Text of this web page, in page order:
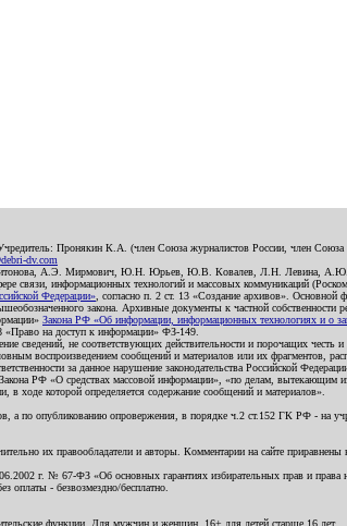
Пронякин К.А. (член Союза журналистов России, член
dv.com
Харитонова, А.Э. Мирмович, Ю.Н. Юрьев, Ю.В. Ковалев, Л.Н.
связи, информационных технологий и массовых коммуникаций
Федерации» , согласно п. 2 ст. 13 «Создание архивов».
закона. Архивные документы к частной собственности
Закона РФ «Об информации, информационных технологиях и о
«Право на доступ к информации» ФЗ-149.
сведений, не соответствующих действительности и порочащих
воспроизведением сообщений и материалов или их фрагментов,
за данное нарушение законодательства Российской
РФ «О средствах массовой информации», «по делам, вытекающим
ходе которой определяется содержание сообщений и материалов».
опубликованию опровержения, в порядке ч.2 ст.152 ГК РФ - на
их правообладатели и авторы. Комментарии на сайте
г. № 67-ФЗ «Об основных гарантиях избирательных прав и права
оплаты - безвозмездно/бесплатно.
функции. Для мужчин и женщин. 16+ для детей старше 16 лет.